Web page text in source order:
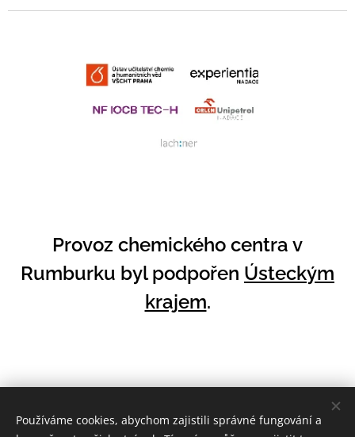
Provoz chemického centra v
Rumburku byl podpořen Ústeckým
krajem.
Těšíme se na setkání s Vámi v některém z center!
Používáme cookies, abychom zajistili správné fungování a